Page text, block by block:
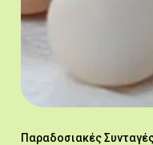
Παραδοσιακές